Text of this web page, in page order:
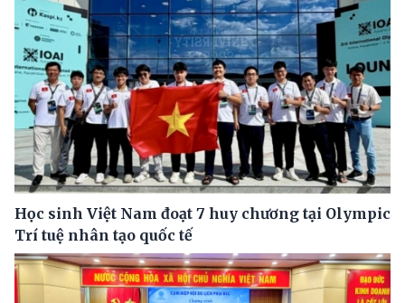
Học sinh Việt Nam đoạt 7 huy chương tại Olympic
Trí tuệ nhân tạo quốc tế